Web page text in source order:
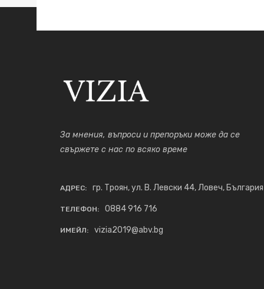
За мнения, въпроси и препоръки може да се
свържете с нас по всяко време
АДРЕС: гр. Троян, ул. В. Левски 44, Ловеч, България
ТЕЛЕФОН: 0884 916 716
ИМЕЙЛ: vizia2019@abv.bg